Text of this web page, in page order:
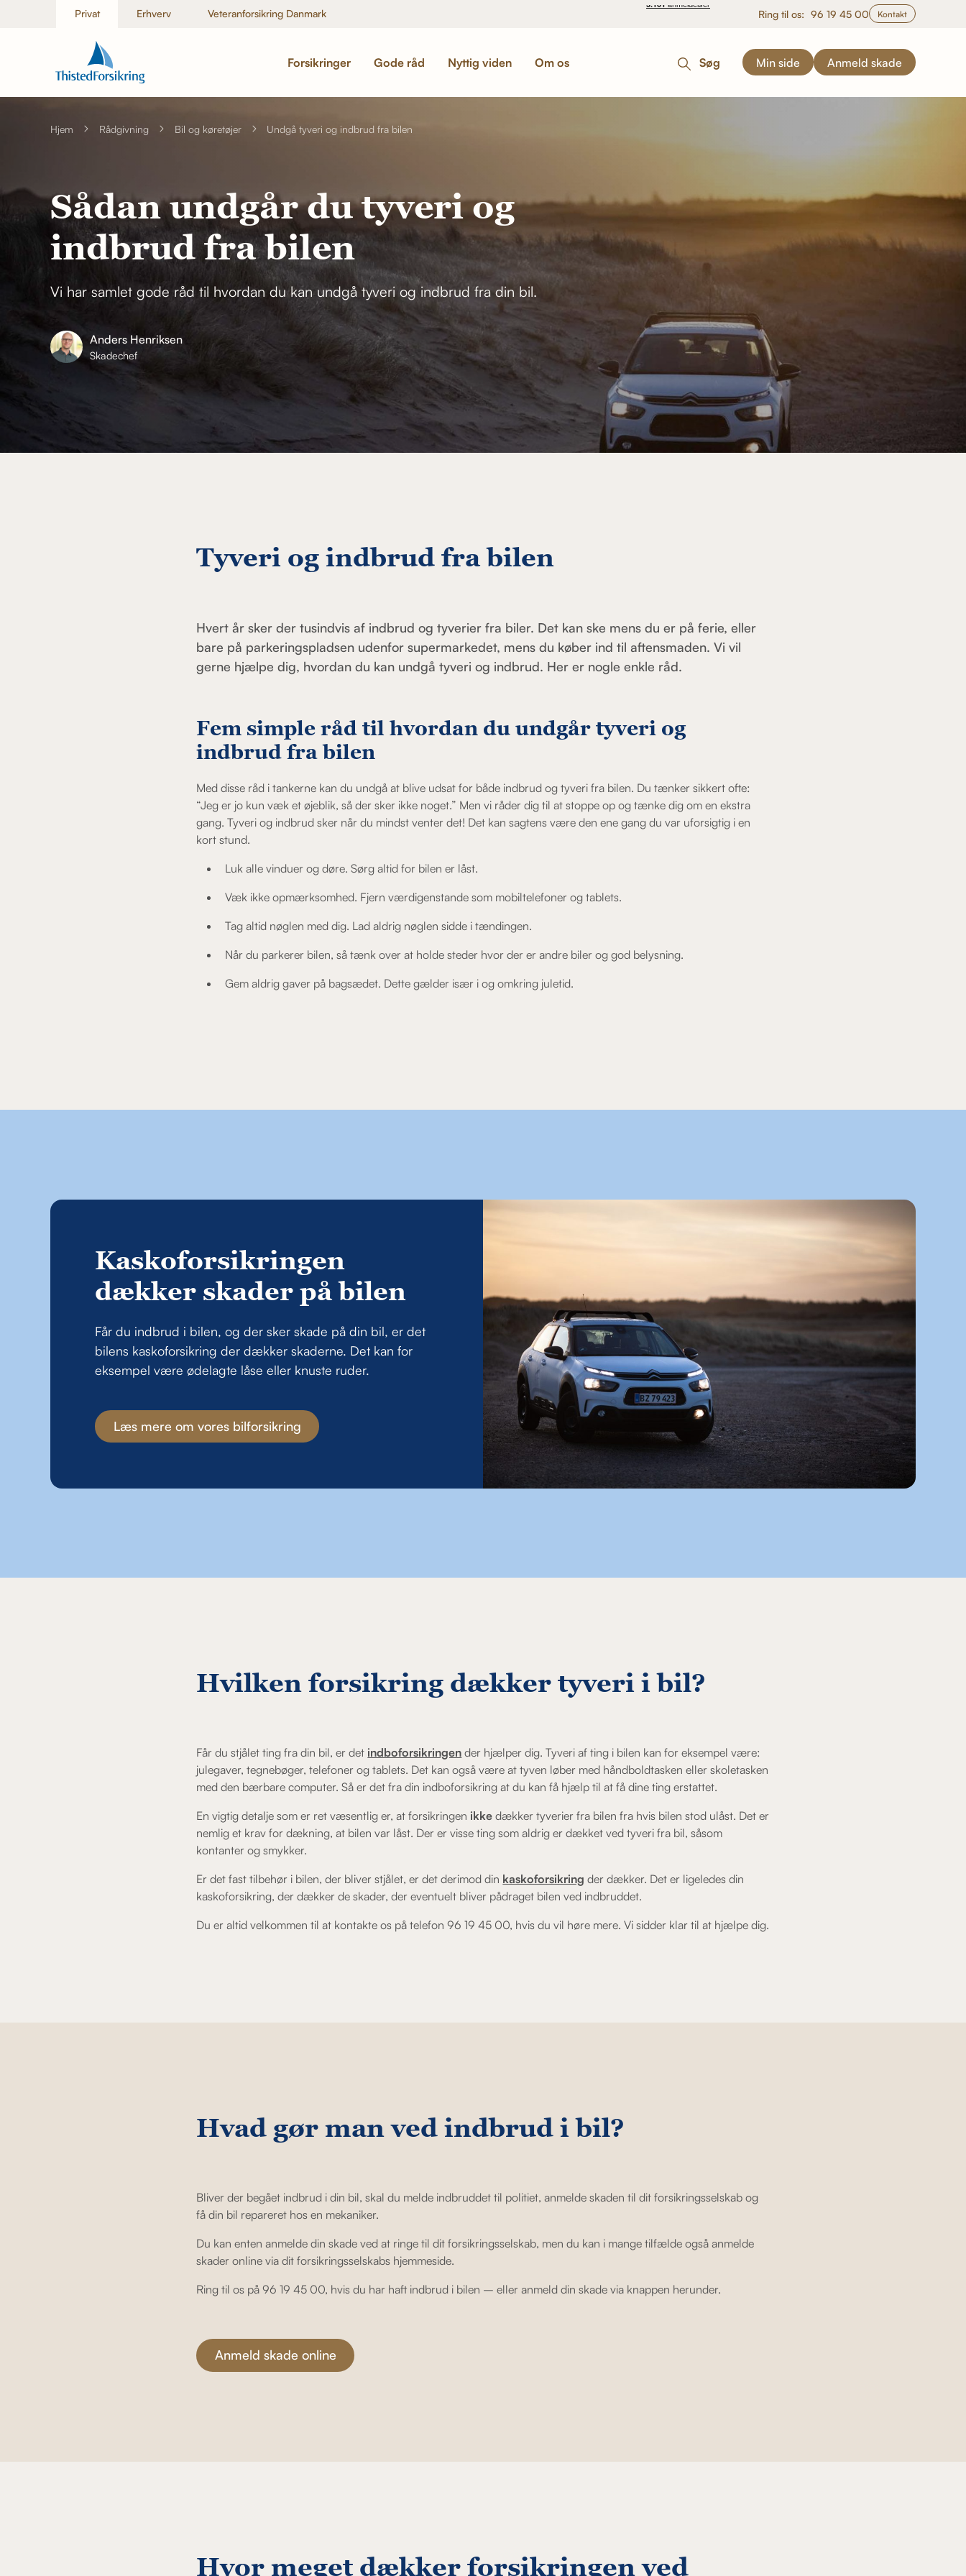
Privat Erhverv Veteranforsikring Danmark Ring til os: 96 19 45 00 Kontakt
Forsikringer Gode råd Nyttig viden Om os Søg Min side Anmeld skade
Hjem Rådgivning Bil og køretøjer Undgå tyveri og indbrud fra bilen
Sådan undgår du tyveri og
indbrud fra bilen
Vi har samlet gode råd til hvordan du kan undgå tyveri og indbrud fra din bil.
Anders Henriksen
Skadechef
Tyveri og indbrud fra bilen
Hvert år sker der tusindvis af indbrud og tyverier fra biler. Det kan ske mens du er på ferie, eller
bare på parkeringspladsen udenfor supermarkedet, mens du køber ind til aftensmaden. Vi vil
gerne hjælpe dig, hvordan du kan undgå tyveri og indbrud. Her er nogle enkle råd.
Fem simple råd til hvordan du undgår tyveri og
indbrud fra bilen
Med disse råd i tankerne kan du undgå at blive udsat for både indbrud og tyveri fra bilen. Du tænker sikkert ofte:
“Jeg er jo kun væk et øjeblik, så der sker ikke noget.” Men vi råder dig til at stoppe op og tænke dig om en ekstra
gang. Tyveri og indbrud sker når du mindst venter det! Det kan sagtens være den ene gang du var uforsigtig i en
kort stund.
Luk alle vinduer og døre. Sørg altid for bilen er låst.
Væk ikke opmærksomhed. Fjern værdigenstande som mobiltelefoner og tablets.
Tag altid nøglen med dig. Lad aldrig nøglen sidde i tændingen.
Når du parkerer bilen, så tænk over at holde steder hvor der er andre biler og god belysning.
Gem aldrig gaver på bagsædet. Dette gælder især i og omkring juletid.
Kaskoforsikringen
dækker skader på bilen
Får du indbrud i bilen, og der sker skade på din bil, er det
bilens kaskoforsikring der dækker skaderne. Det kan for
eksempel være ødelagte låse eller knuste ruder.
Læs mere om vores bilforsikring
Hvilken forsikring dækker tyveri i bil?
Får du stjålet ting fra din bil, er det indboforsikringen der hjælper dig. Tyveri af ting i bilen kan for eksempel være:
julegaver, tegnebøger, telefoner og tablets. Det kan også være at tyven løber med håndboldtasken eller skoletasken
med den bærbare computer. Så er det fra din indboforsikring at du kan få hjælp til at få dine ting erstattet.
En vigtig detalje som er ret væsentlig er, at forsikringen ikkedækker tyverier fra bilen fra hvis bilen stod ulåst. Det er
nemlig et krav for dækning, at bilen var låst. Der er visse ting som aldrig er dækket ved tyveri fra bil, såsom
kontanter og smykker.
Er det fast tilbehør i bilen, der bliver stjålet, er det derimod din kaskoforsikring der dækker. Det er ligeledes din
kaskoforsikring, der dækker de skader, der eventuelt bliver pådraget bilen ved indbruddet.
Du er altid velkommen til at kontakte os på telefon 96 19 45 00, hvis du vil høre mere. Vi sidder klar til at hjælpe dig.
Hvad gør man ved indbrud i bil?
Bliver der begået indbrud i din bil, skal du melde indbruddet til politiet, anmelde skaden til dit forsikringsselskab og
få din bil repareret hos en mekaniker.
Du kan enten anmelde din skade ved at ringe til dit forsikringsselskab, men du kan i mange tilfælde også anmelde
skader online via dit forsikringsselskabs hjemmeside.
Ring til os på 96 19 45 00, hvis du har haft indbrud i bilen – eller anmeld din skade via knappen herunder.
Anmeld skade online
Hvor meget dækker forsikringen ved